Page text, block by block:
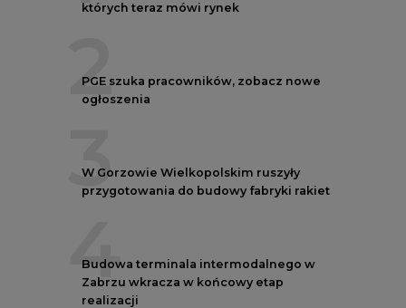
których teraz mówi rynek
2
PGE szuka pracowników, zobacz nowe
ogłoszenia
3
W Gorzowie Wielkopolskim ruszyły
przygotowania do budowy fabryki rakiet
4
Budowa terminala intermodalnego w
Zabrzu wkracza w końcowy etap
realizacji